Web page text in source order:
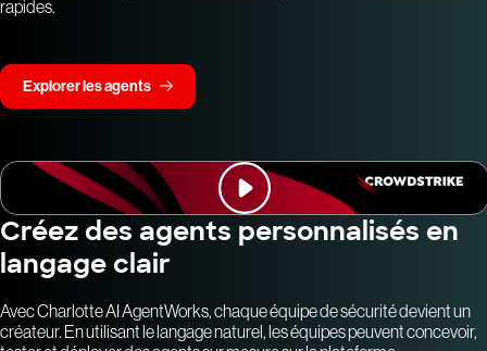
rapides.
Explorer les agents
Créez des agents personnalisés en
langage clair
Avec Charlotte AI AgentWorks, chaque équipe de sécurité devient un
créateur. En utilisant le langage naturel, les équipes peuvent concevoir,